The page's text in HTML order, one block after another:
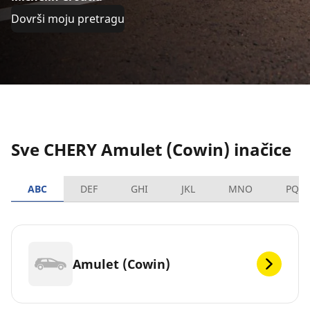
Dovrši moju pretragu
Sve CHERY Amulet (Cowin) inačice
ABC DEF GHI JKL MNO PQRS
Amulet (Cowin)